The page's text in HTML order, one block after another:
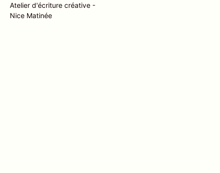
Atelier d'écriture créative -
Nice Matinée